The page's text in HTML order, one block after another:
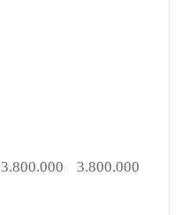
3.800.000 3.800.000